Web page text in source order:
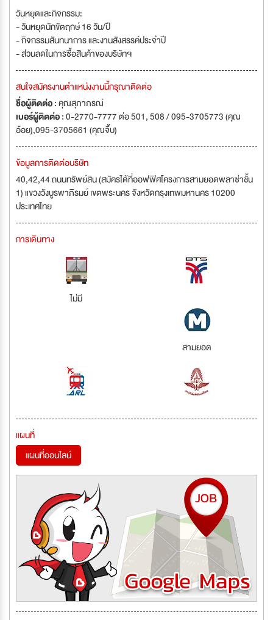
วันหยุดและกิจกรรม:
- วันหยุดนักขัตฤกษ์ 16 วัน/ปี
- กิจกรรมสันทนาการ และงานสังสรรค์ประจำปี
- ส่วนลดในการซื้อสินค้าของบริษัทฯ
สนใจสมัครงานตำแหน่งงานนี้กรุณาติดต่อ
ชื่อผู้ติดต่อ :คุณสุภาภรณ์
เบอร์ผู้ติดต่อ :0-2770-7777 ต่อ 501, 508 / 095-3705773 (คุณ
อ้อย),095-3705661 (คุณจิ้บ)
ข้อมูลการติดต่อบริษัท
40,42,44 ถนนทรัพย์สิน (สมัครได้ที่ออฟฟิศโครงการสามยอดพลาซ่าชั้น
1) แขวงวังบูรพาภิรมย์ เขตพระนคร จังหวัดกรุงเทพมหานคร 10200
ประเทศไทย
การเดินทาง
ไม่มี
สามยอด
แผนที่
แผนที่ออนไลน์